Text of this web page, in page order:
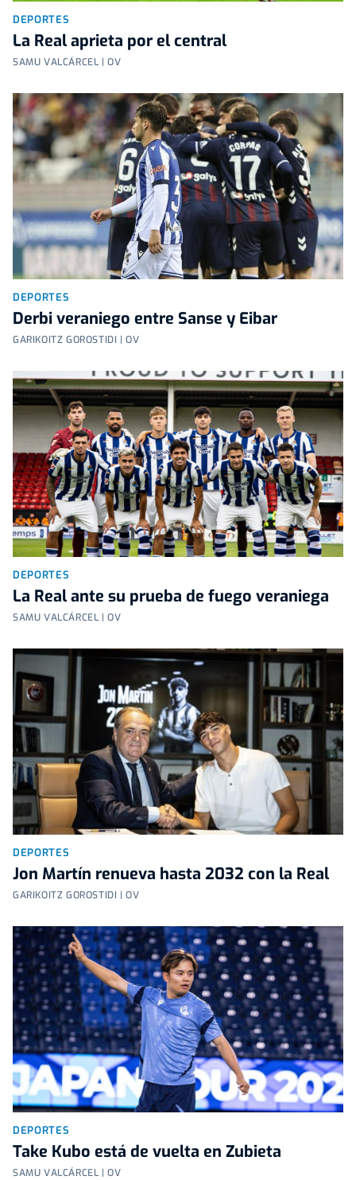
DEPORTES
La Real aprieta por el central
SAMU VALCÁRCEL | OV
DEPORTES
Derbi veraniego entre Sanse y Eibar
GARIKOITZ GOROSTIDI | OV
DEPORTES
La Real ante su prueba de fuego veraniega
SAMU VALCÁRCEL | OV
DEPORTES
Jon Martín renueva hasta 2032 con la Real
GARIKOITZ GOROSTIDI | OV
DEPORTES
Take Kubo está de vuelta en Zubieta
SAMU VALCÁRCEL | OV